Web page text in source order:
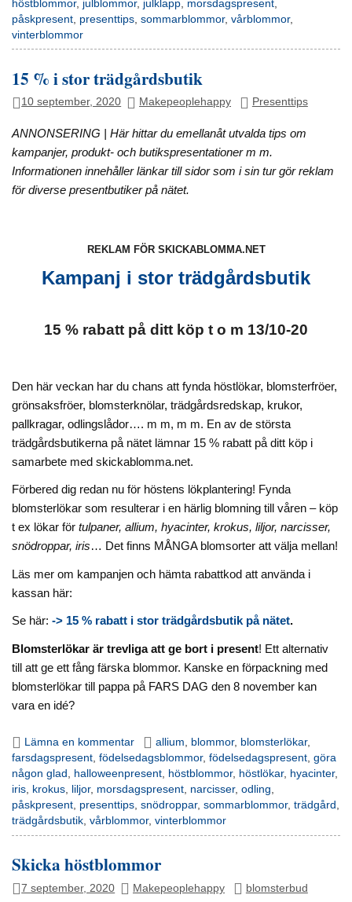
höstblommor, julblommor, julklapp morsdagspresent
påskpresent presenttips ,sommarblommor,vårblommor,
vinterblommor
15 % i stor trädgårdsbutik
10 september, 2020 Makepeoplehappy Presenttips
ANNONSERING | Här hittar du emellanåt utvalda tips om
kampanjer, produkt- och butikspresentationer m m.
Informationen innehåller länkar till sidor som i sin tur gör reklam
för diverse presentbutiker på nätet.
REKLAM FÖR SKICKABLOMMA.NET
Kampanj i stor trädgårdsbutik
15 % rabatt på ditt köp t o m 13/10-20
Den här veckan har du chans att fynda höstlökar, blomsterfröer,
grönsaksfröer, blomsterknölar, trädgårdsredskap, krukor,
pallkragar, odlingslådor…. m m, m m. En av de största
trädgårdsbutikerna på nätet lämnar 15 % rabatt på ditt köp i
samarbete med skickablomma.net.
Förbered dig redan nu för höstens lökplantering! Fynda
blomsterlökar som resulterar i en härlig blomning till våren – köp
t ex lökar förtulpaner, allium, hyacinter, krokus, liljor, narcisser,
snödroppar, iris… Det finns MÅNGA blomsorter att välja mellan!
Läs mer om kampanjen och hämta rabattkod att använda i
kassan här:
Se här:-> 15 % rabatt i stor trädgårdsbutik på nätet.
Blomsterlökar är trevliga att ge bort i present! Ett alternativ
till att ge ett fång färska blommor. Kanske en förpackning med
blomsterlökar till pappa på FARS DAG den 8 november kan
vara en idé?
Lämna en kommentar allium blommor, blomsterlökar,
farsdagspresent,födelsedagsblommor,födelsedagspresent,göra
någon glad , halloweenpresent, höstblommor, höstlökar, hyacinter,
iris, krokus, liljor, morsdagspresent, narcisser,odling,
påskpresent, presenttips,snödroppar,sommarblommor,trädgård ,
trädgårdsbutik,vårblommor,vinterblommor
Skicka höstblommor
7 september, 2020 Makepeoplehappy blomsterbud